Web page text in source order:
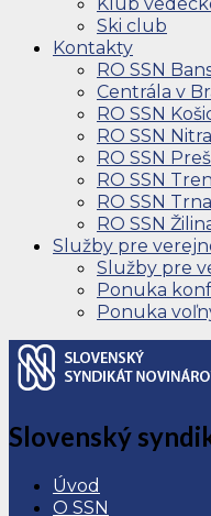
Ski club
Kontakty
RO SSN
Centrála v
RO SSN
RO SSN Nitra
RO SSN
RO SSN
RO SSN
RO SSN
Služby pre
Služby pre
Ponuka
Ponuka
Slovenský
Úvod
O SSN